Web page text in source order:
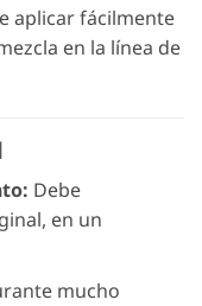
aplicar fácilmente
en la línea de
Debe
en un
mucho